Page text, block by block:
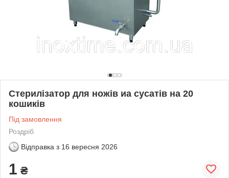
Стерилізатор для ножів иа сусатів на 20
кошиків
Під замовлення
Роздріб
Відправка з 16 вересня 2026
1 ₴